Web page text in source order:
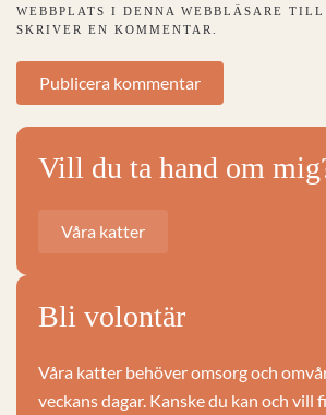
WEBBPLATS I DENNA WEBBLÄSARE
SKRIVER EN KOMMENTAR.
Publicera kommentar
Vill du ta hand om
Våra katter
Bli volontär
Våra katter behöver omsorg och
veckans dagar. Kanske du kan och vill